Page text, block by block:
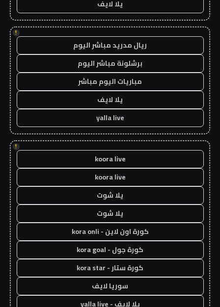
يلا لايف
!
ريال مدريد مباشر اليوم
برشلونة مباشر اليوم
مباريات اليوم مباشر
يلا لايف
yalla live
!
koora live
koora live
يلا شوت
يلا شوت
كورة اون لاين - kora onli
كورة جول - kora goal
كورة ستار - kora star
سوريا لايف
يلا لايف - yalla live